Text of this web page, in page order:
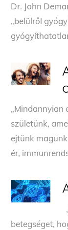
Dr. John
„belülről
„Mindannyian
születünk,
ejtünk
ér,
betegséget,